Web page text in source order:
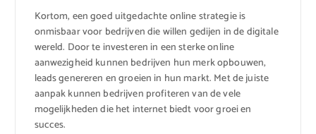
Kortom, een goed uitgedachte online strategie is
onmisbaar voor bedrijven die willen gedijen in de digitale
wereld. Door te investeren in een sterke online
aanwezigheid kunnen bedrijven hun merk opbouwen,
leads genereren en groeien in hun markt. Met de juiste
aanpak kunnen bedrijven profiteren van de vele
mogelijkheden die het internet biedt voor groei en
succes.